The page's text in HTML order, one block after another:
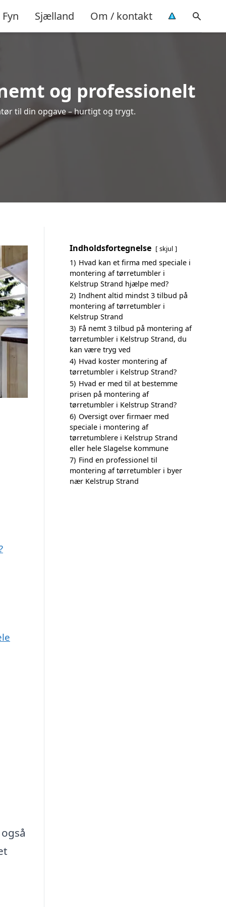
Fyn Sjælland Om / kontakt
og professionelt
til din opgave – hurtigt og trygt.
Indholdsfortegnelse skjul
1) Hvad kan et firma med speciale i
montering af tørretumbler i
Kelstrup Strand hjælpe med?
2) Indhent altid mindst 3 tilbud på
montering af tørretumbler i
Kelstrup Strand
3) Få nemt 3 tilbud på montering af
tørretumbler i Kelstrup Strand, du
kan være tryg ved
4) Hvad koster montering af
tørretumbler i Kelstrup Strand?
5) Hvad er med til at bestemme
prisen på montering af
tørretumbler i Kelstrup Strand?
6) Oversigt over firmaer med
speciale i montering af
tørretumblere i Kelstrup Strand
eller hele Slagelse kommune
7) Find en professionel til
montering af tørretumbler i byer
nær Kelstrup Strand